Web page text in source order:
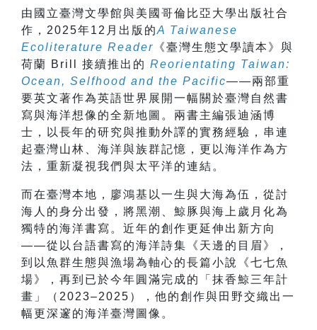
由國立臺灣文學館與美國哥倫比亞大學出版社合
作，2025年12月出版的A Taiwanese
Ecoliterature Reader 《臺灣生態文學讀本》與
荷蘭 Brill 接續推出的 Reorientating Taiwan:
Ocean, Selfhood and the Pacific——兩部重
要英文著作為英語世界展開一幅關於臺灣自然書
寫與海洋想像的全新地圖。兩書主編張迪涵博
士，以長年的研究與推動外譯的實務經驗，串連
起臺灣山林、海洋與族群記憶，更以海洋作為方
法，重新凝視我們與太平洋的連結。
而在臺灣本地，廖鴻基以一生與大海為伍，從討
海人的身分出發，將黑潮、鯨豚與海上歲月化為
獨特的海洋書寫。近年的創作更延伸出新方向
——從以台語書寫的海洋詩集《天邊的目眉》，
到以魚群生態與漁場為軸心的長篇小說《七七魚
場》，再到已於今年圓滿完成的「抹香鯨三年計
畫」（2023–2025），他的創作與田野交織出一
幅更深邃的海洋臺灣圖像。